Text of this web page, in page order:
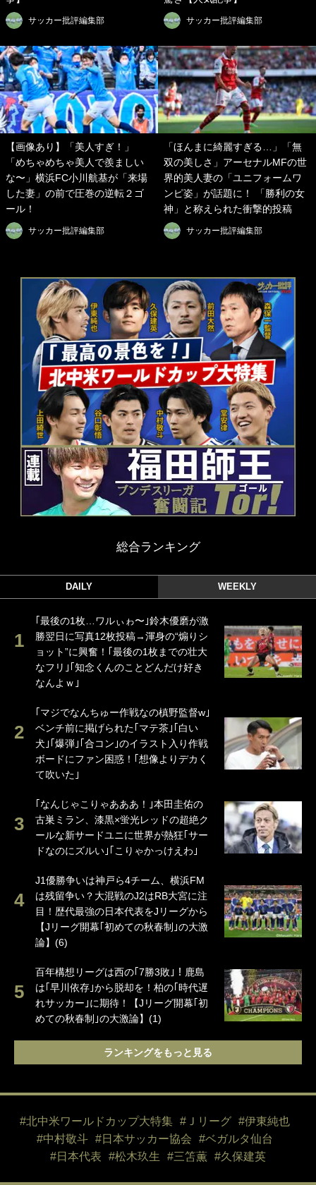
サッカー批評編集部 サッカー批評編集部
【画像あり】「美人すぎ！」
「めちゃめちゃ美人で羨ましい
な〜」横浜FC小川航基が「来場
した妻」の前で圧巻の逆転２ゴ
ール！
サッカー批評編集部
「ほんまに綺麗すぎる…」「無
双の美しさ」アーセナルMFの世
界的美人妻の「ユニフォームワ
ンピ姿」が話題に！ 「勝利の女
神」と称えられた衝撃的投稿
サッカー批評編集部
総合ランキング
DAILY WEEKLY
｢最後の1枚…ワルぃゎ〜｣鈴木優磨が激
勝翌日に写真12枚投稿→渾身の“煽りシ
ョット”に興奮！｢最後の1枚までの壮大
なフリ｣｢知念くんのことどんだけ好き
なんよｗ｣
｢マジでなんちゅー作戦なの槙野監督w｣
ベンチ前に掲げられた｢マテ茶｣｢白い
犬｣｢爆弾｣｢合コン｣のイラスト入り作戦
ボードにファン困惑！｢想像よりデカく
て吹いた｣
｢なんじゃこりゃあああ！｣本田圭佑の
古巣ミラン、漆黒×蛍光レッドの超絶ク
ールな新サードユニに世界が熱狂｢サー
ドなのにズルい｣｢こりゃかっけえわ｣
J1優勝争いは神戸ら4チーム、横浜FM
は残留争い？大混戦のJ2はRB大宮に注
目！歴代最強の日本代表をJリーグから
【Jリーグ開幕｢初めての秋春制｣の大激
論】(6)
百年構想リーグは西の｢7勝3敗｣！鹿島
は｢早川依存｣から脱却を！柏の｢時代遅
れサッカー｣に期待！【Jリーグ開幕｢初
めての秋春制｣の大激論】(1)
ランキングをもっと見る
#北中米ワールドカップ大特集 #Ｊリーグ
#伊東純也
#中村敬斗
#日本サッカー協会
#ベガルタ仙台
#日本代表
#松木玖生 #三笘薫 #久保建英